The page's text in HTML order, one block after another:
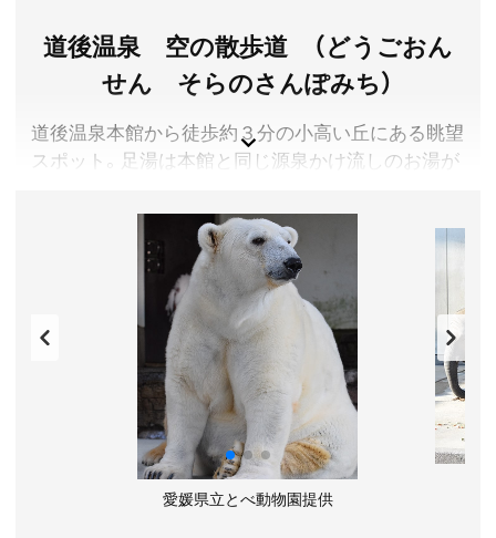
お問い合わせ／089-935-6586(道後温泉コンソーシアム)
道後温泉 椿の湯 公式サイト
道後温泉 空の散歩道 （どうごおん
せん そらのさんぽみち）
道後温泉本館から徒歩約３分の小高い丘にある眺望
スポット。足湯は本館と同じ源泉かけ流しのお湯が
営業時間／6:00〜21:00(足湯)
定休日／12月に1日臨時休業あり
アクセス／伊予鉄道市内電車 道後温泉駅より徒歩約7分
所在地／愛媛県松山市道後湯之町4番30号
お問い合わせ／089-921-5141(道後温泉事務所)
道後温泉 公式サイト
愛媛県立とべ動物園提供